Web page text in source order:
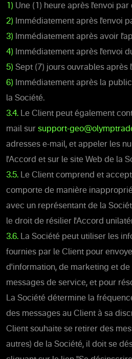
1) Une (1) heure après l'envoi par
2) Immédiatement après l'envoi
3) Immédiatement après avoir
4) Immédiatement après l'envoi
5) Sept (7) jours ouvrables après
6) Immédiatement après la
la Société.
3.4. Le Client peut également
mail sur support-
adresses e-mail, et appeler les
l'Accord et sur le site Web de la
3.5. Le Client comprend et
comporte de manière
avec un représentant de la
le droit de résilier l'Accord
3.6. La Société peut utiliser les
fournies par le Client pour
d'information, de marketing et
messages de service, et pour
La Société détermine la
des messages au Client à sa
Client souhaite se retirer des
autres) de la Société, il doit se